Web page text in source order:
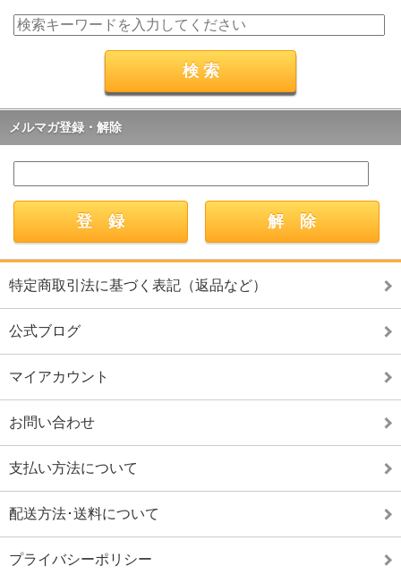
メルマガ登録・解除
特定商取引法に基づく表記（返品など）
公式ブログ
マイアカウント
お問い合わせ
支払い方法について
配送方法･送料について
プライバシーポリシー